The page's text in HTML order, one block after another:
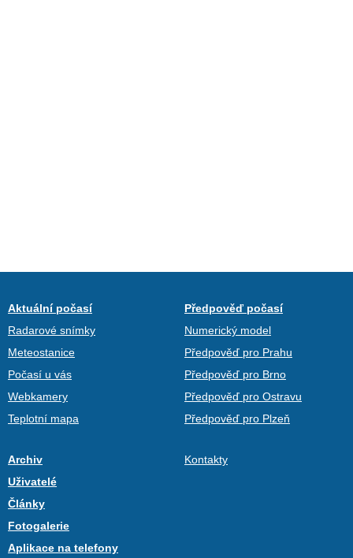
Aktuální počasí
Radarové snímky
Meteostanice
Počasí u vás
Webkamery
Teplotní mapa
Předpověď počasí
Numerický model
Předpověď pro Prahu
Předpověď pro Brno
Předpověď pro Ostravu
Předpověď pro Plzeň
Archiv
Uživatelé
Články
Fotogalerie
Aplikace na telefony
Kontakty